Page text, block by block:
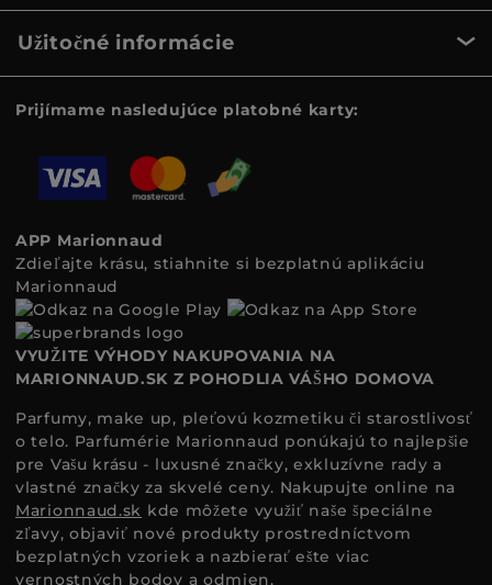
Užitočné informácie
Prijímame nasledujúce platobné karty:
APP Marionnaud
Zdieľajte krásu, stiahnite si bezplatnú aplikáciu
Marionnaud
VYUŽITE VÝHODY NAKUPOVANIA NA
MARIONNAUD.SK Z POHODLIA VÁŠHO DOMOVA
Parfumy, make up, pleťovú kozmetiku či starostlivosť
o telo. Parfumérie Marionnaud ponúkajú to najlepšie
pre Vašu krásu - luxusné značky, exkluzívne rady a
vlastné značky za skvelé ceny. Nakupujte online na
Marionnaud.sk kde môžete využiť naše špeciálne
zľavy, objaviť nové produkty prostredníctvom
bezplatných vzoriek a nazbierať ešte viac
vernostných bodov a odmien.